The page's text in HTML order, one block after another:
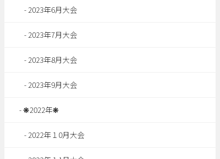
2023年6月大会
2023年7月大会
2023年8月大会
2023年9月大会
❋2022年❋
2022年１0月大会